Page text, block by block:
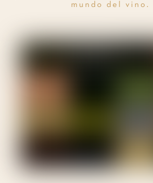
mundo del vino.